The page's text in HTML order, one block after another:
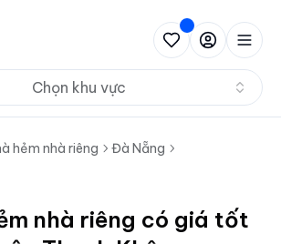
Chọn khu vực
hẻm nhà riêng
Đà Nẵng
nhà riêng có giá tốt